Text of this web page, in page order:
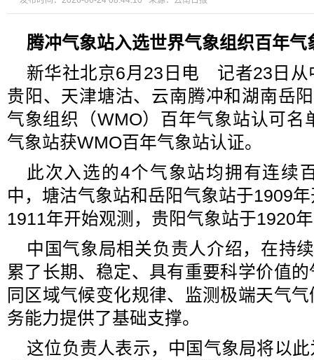
腾冲气象站入选世界气象组织百年气
新华社北京6月23日电 记者23日从
贵阳、天津塘沽、云南腾冲和湖南岳
气象组织（WMO）百年气象站认可名
气象站获WMO百年气象站认证。
此次入选的4个气象站均拥有连续
中，塘沽气象站和岳阳气象站于1909
1911年开始观测，贵阳气象站于1920
中国气象局相关负责人介绍，在持
累了长期、稳定、具有重要科学价值
同区域气候变化规律、监测极端天气
务能力提供了基础支撑。
这位负责人表示，中国气象局将以